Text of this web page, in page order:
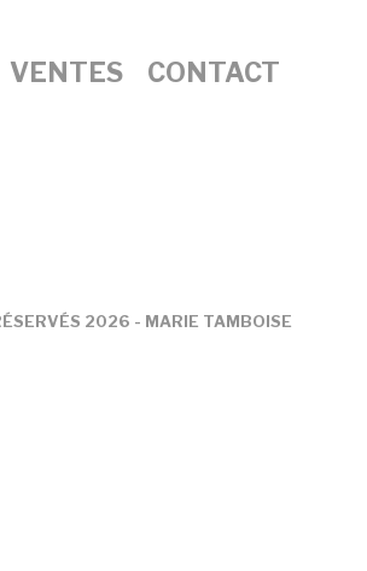
VENTES CONTACT
2026 - MARIE TAMBOISE